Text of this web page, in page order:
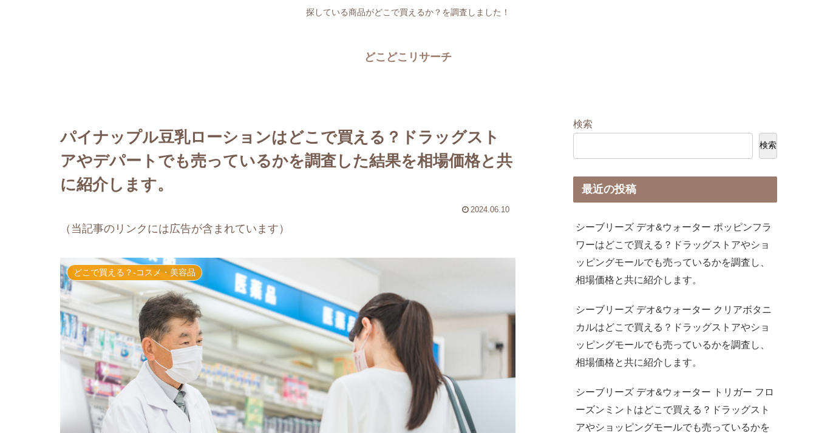
探している商品がどこで買えるか？を調査しました！
どこどこリサーチ
パイナップル豆乳ローションはどこで買える？ドラッグスト
アやデパートでも売っているかを調査した結果を相場価格と共
に紹介します。
2024.06.10
（当記事のリンクには広告が含まれています）
どこで買える？-コスメ・美容品
検索
検索
最近の投稿
シーブリーズ デオ&ウォーター ポッピンフラ
ワーはどこで買える？ドラッグストアやショ
ッピングモールでも売っているかを調査し、
相場価格と共に紹介します。
シーブリーズ デオ&ウォーター クリアボタニ
カルはどこで買える？ドラッグストアやショ
ッピングモールでも売っているかを調査し、
相場価格と共に紹介します。
シーブリーズ デオ&ウォーター トリガー フロ
ーズンミントはどこで買える？ドラッグスト
アやショッピングモールでも売っているかを